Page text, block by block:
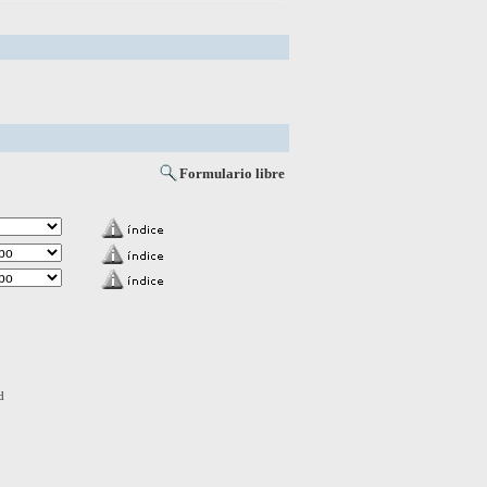
Formulario libre